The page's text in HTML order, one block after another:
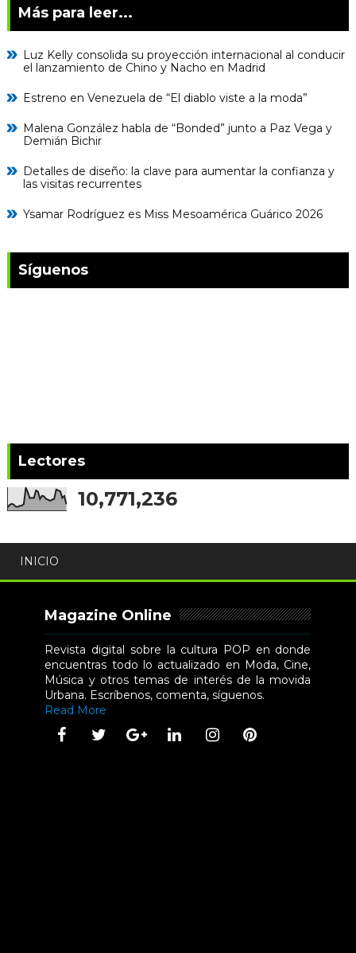
Más para leer...
Luz Kelly consolida su proyección internacional al conducir
el lanzamiento de Chino y Nacho en Madrid
Estreno en Venezuela de “El diablo viste a la moda”
Malena González habla de “Bonded” junto a Paz Vega y
Demián Bichir
Detalles de diseño: la clave para aumentar la confianza y
las visitas recurrentes
Ysamar Rodríguez es Miss Mesoamérica Guárico 2026
Síguenos
Lectores
10,771,236
INICIO
Magazine Online
Revista digital sobre la cultura POP en donde
encuentras todo lo actualizado en Moda, Cine,
Música y otros temas de interés de la movida
Urbana. Escríbenos, comenta, síguenos.
Read More